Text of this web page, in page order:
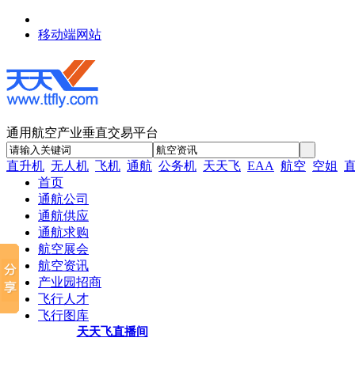
移动端网站
通用航空产业垂直交易平台
直升机 无人机 飞机 通航 公务机 天天飞 EAA 航空 空姐
首页
通航公司
通航供应
通航求购
航空展会
航空资讯
产业园招商
飞行人才
飞行图库
天天飞直播间